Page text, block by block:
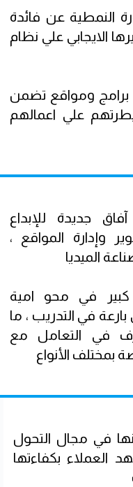
النمطية عن فائدة
الايجابي علي نظام
ومواقع تضمن
علي اعمالهم
جديدة للإبداع
وإدارة المواقع ،
الميديا
في محو امية
في التدريب ، ما
في التعامل مع
بمختلف الأنواع
في مجال التحول
العملاء بكفاءتها